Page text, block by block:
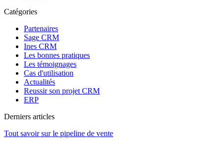
Catégories
Partenaires
Sage CRM
Ines CRM
Les bonnes pratiques
Les témoignages
Cas d'utilisation
Actualités
Reussir son projet CRM
ERP
Derniers articles
Tout savoir sur le pipeline de vente